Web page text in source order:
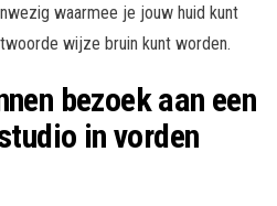
waarmee je jouw huid kunt
wijze bruin kunt worden.
bezoek aan een
in vorden